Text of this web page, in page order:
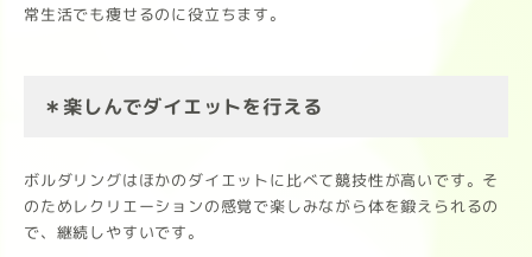
常生活でも痩せるのに役立ちます。
＊楽しんでダイエットを行える
ボルダリングはほかのダイエットに比べて競技性が高いです。そ
のためレクリエーションの感覚で楽しみながら体を鍛えられるの
で、継続しやすいです。